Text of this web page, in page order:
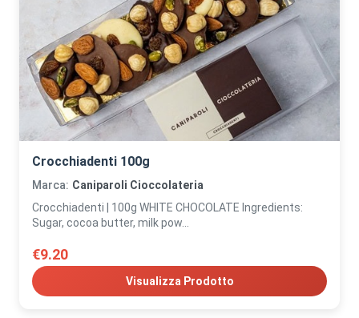
Crocchiadenti 100g
Marca: Caniparoli Cioccolateria
Crocchiadenti | 100g WHITE CHOCOLATE Ingredients:
Sugar, cocoa butter, milk pow...
€9.20
Visualizza Prodotto